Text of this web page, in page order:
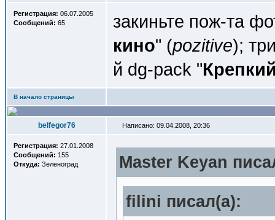
Регистрация: 06.07.2005
Сообщений: 65
закиньте пож-та
кино" (pozitive);
й dg-pack "
В начало страницы
belfegor76 Написано: 09.04.2008, 20:36
Регистрация: 27.01.2008
Сообщений: 155
Откуда: Зеленоград Master Keyan
filini писал(a):